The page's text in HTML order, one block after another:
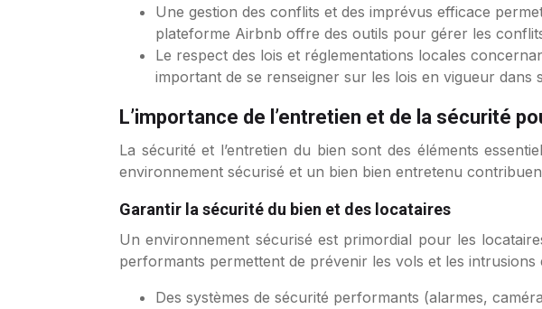
Une gestion des conflits et des imprévus efficace
plateforme Airbnb offre des outils pour gérer les
Le respect des lois et réglementations locales
important de se renseigner sur les lois en vigueur dans
L’importance de l’entretien et de la sécurité
La sécurité et l’entretien du bien sont des éléments
environnement sécurisé et un bien bien entretenu
Garantir la sécurité du bien et des locataires
Un environnement sécurisé est primordial pour les
performants permettent de prévenir les vols et les intrusions
Des systèmes de sécurité performants (alarmes,